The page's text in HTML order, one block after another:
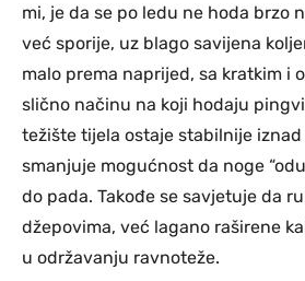
mi, je da se po ledu ne hoda brzo
već sporije, uz blago savijena
malo prema naprijed, sa kratkim i
slično načinu na koji hodaju
težište tijela ostaje stabilnije
smanjuje mogućnost da noge
do pada. Takođe se savjetuje da
džepovima, već lagano raširene
u održavanju ravnoteže.